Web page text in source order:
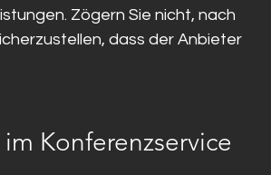
Zögern Sie nicht, nach
dass der Anbieter
Konferenzservice